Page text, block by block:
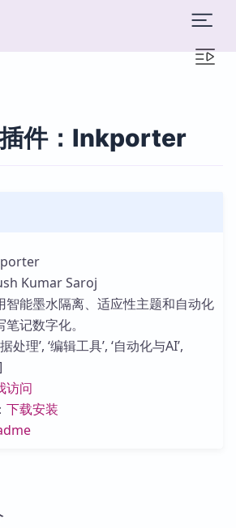
件：Inkporter
Kumar Saroj
智能墨水隔离、适应性主题和自动化
记数字化。
处理’, ‘编辑工具’, ‘自动化与AI’,
访问
下载安装